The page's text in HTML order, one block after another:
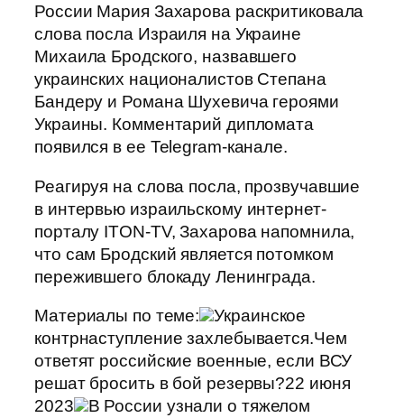
России Мария Захарова раскритиковала
слова посла Израиля на Украине
Михаила Бродского, назвавшего
украинских националистов Степана
Бандеру и Романа Шухевича героями
Украины. Комментарий дипломата
появился в ее Telegram-канале.
Реагируя на слова посла, прозвучавшие
в интервью израильскому интернет-
порталу ITON-TV, Захарова напомнила,
что сам Бродский является потомком
пережившего блокаду Ленинграда.
Материалы по теме:
Украинское
контрнаступление захлебывается.Чем
ответят российские военные, если ВСУ
решат бросить в бой резервы?22 июня
2023
В России узнали о тяжелом